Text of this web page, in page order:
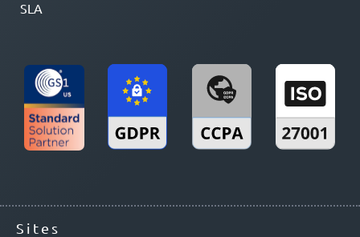
SLA
Sites